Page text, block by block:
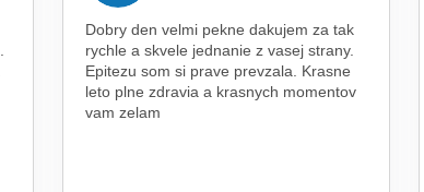
Dobry den velmi pekne dakujem za tak
rychle a skvele jednanie z vasej strany.
Epitezu som si prave prevzala. Krasne
leto plne zdravia a krasnych momentov
vam zelam